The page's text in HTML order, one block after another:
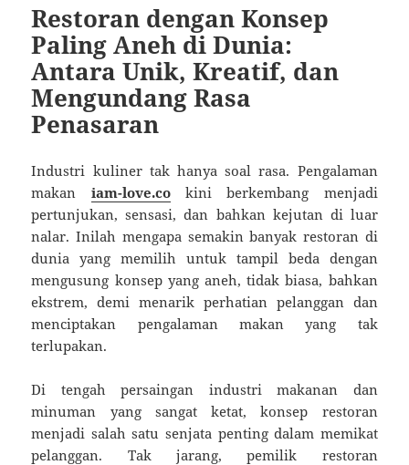
Restoran dengan Konsep
Paling Aneh di Dunia:
Antara Unik, Kreatif, dan
Mengundang Rasa
Penasaran
Industri kuliner tak hanya soal rasa. Pengalaman
makan iam-love.cokini berkembang menjadi
pertunjukan, sensasi, dan bahkan kejutan di luar
nalar. Inilah mengapa semakin banyak restoran di
dunia yang memilih untuk tampil beda dengan
mengusung konsep yang aneh, tidak biasa, bahkan
ekstrem, demi menarik perhatian pelanggan dan
menciptakan pengalaman makan yang tak
terlupakan.
Di tengah persaingan industri makanan dan
minuman yang sangat ketat, konsep restoran
menjadi salah satu senjata penting dalam memikat
pelanggan. Tak jarang, pemilik restoran